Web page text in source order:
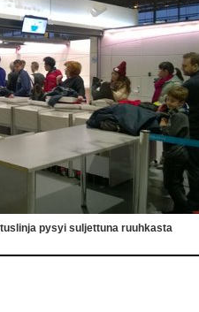
pysyi suljettuna ruuhkasta